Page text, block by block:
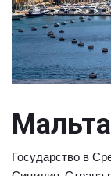
Мальта
Государство в